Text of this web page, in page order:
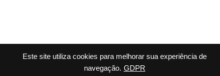
Este site utiliza cookies para melhorar sua experiência de
navegação. GDPR